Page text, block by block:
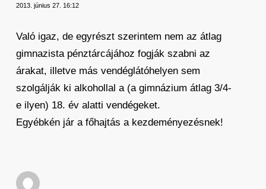
2013. június 27. 16:12
Való igaz, de egyrészt szerintem nem az átlag
gimnazista pénztárcájához fogják szabni az
árakat, illetve más vendéglátóhelyen sem
szolgálják ki alkohollal a (a gimnázium átlag 3/4-
e ilyen) 18. év alatti vendégeket.
Egyébkén jár a főhajtás a kezdeményezésnek!